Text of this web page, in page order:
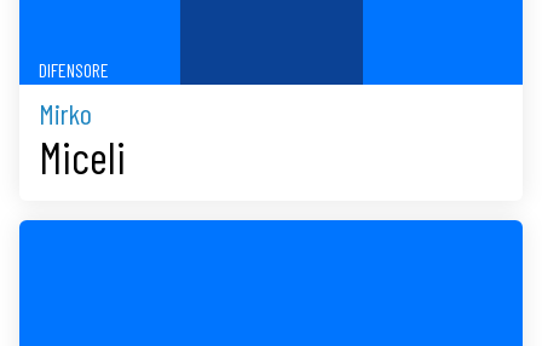
DIFENSORE
Mirko
Miceli